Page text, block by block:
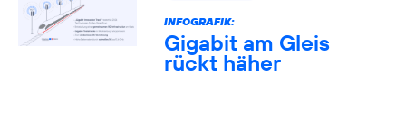
INFOGRAFIK:
Gigabit am Gleis
rückt häher